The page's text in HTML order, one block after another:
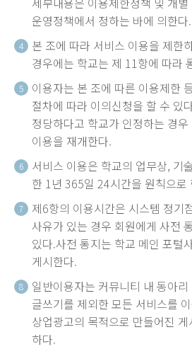
운영정책에서 정하는 바에 의한다.
4
본 조에 따라 서비스 이용을 제한
경우에는 학교는 제 11항에 따라
5
이용자는 본 조에 따른 이용제한
절차에 따라 이의신청을 할 수 있
정당하다고 학교가 인정하는 경
이용을 재개한다.
6
서비스 이용은 학교의 업무상, 기
한 1년 365일 24시간을 원칙으로
7
제6항의 이용시간은 시스템 정기
사유가 있는 경우 회원에게 사전
있다.사전 통지는 학교 메인 포털
게시한다.
8
일반이용자는 커뮤니티 내 동아
글쓰기를 제외한 모든 서비스를
상업광고의 목적으로 만들어진
하다.